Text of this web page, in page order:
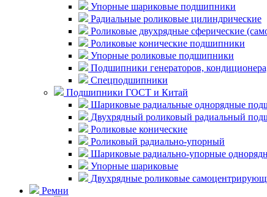
Упорные шариковые подшипники
Радиальные роликовые цилиндрические
Роликовые двухрядные сферические
Роликовые конические подшипники
Упорные роликовые подшипники
Подшипники генераторов,
Спецподшипники
Подшипники ГОСТ и Китай
Шариковые радиальные однорядные
Двухрядный роликовый радиальный
Роликовые конические
Роликовый радиально-упорный
Шариковые радиально-упорные
Упорные шариковые
Двухрядные роликовые
Ремни